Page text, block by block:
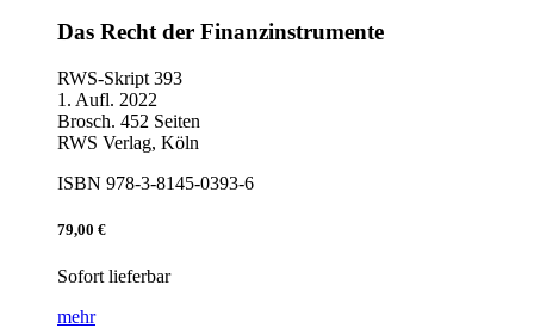
Das Recht der Finanzinstrumente
RWS-Skript 393
1. Aufl. 2022
Brosch. 452 Seiten
RWS Verlag, Köln
ISBN 978-3-8145-0393-6
79,00 €
Sofort lieferbar
mehr